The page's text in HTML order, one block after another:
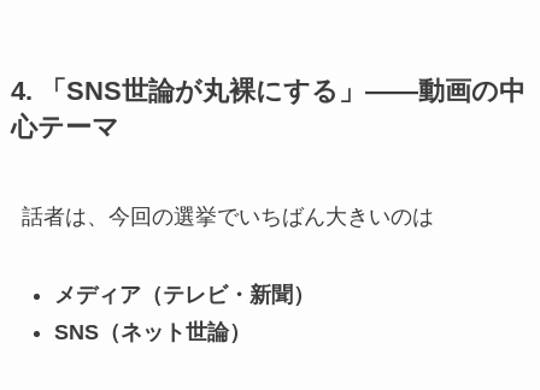
4. 「SNS世論が丸裸にする」——動画の中
心テーマ
話者は、今回の選挙でいちばん大きいのは
メディア（テレビ・新聞）
SNS（ネット世論）